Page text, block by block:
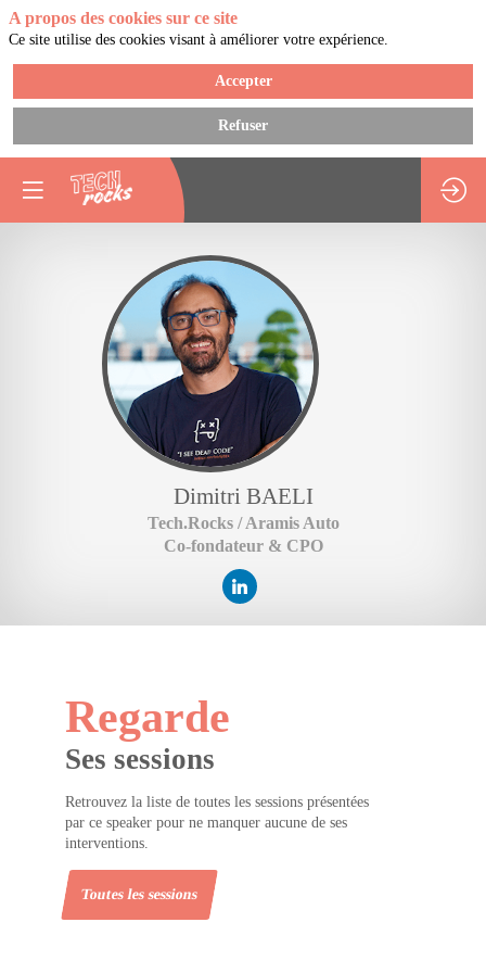
DB
Dimitri BAELI
Tech.Rocks / Aramis Auto
Co-fondateur & CPO
Regarde
Ses sessions
Retrouvez la liste de toutes les sessions présentées
par ce speaker pour ne manquer aucune de ses
interventions.
Toutes les sessions
A propos des cookies sur ce site
Ce site utilise des cookies visant à améliorer votre expérience.
Accepter
Refuser